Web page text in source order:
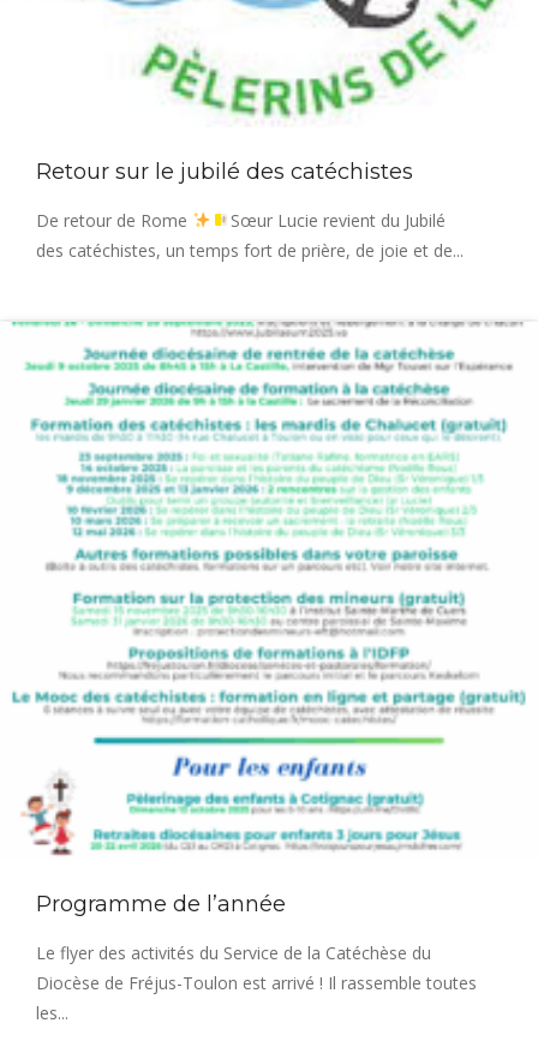
Retour sur le jubilé des catéchistes
De retour de Rome
Sœur Lucie revient du Jubilé
des catéchistes, un temps fort de prière, de joie et de...
Programme de l’année
Le flyer des activités du Service de la Catéchèse du
Diocèse de Fréjus-Toulon est arrivé ! Il rassemble toutes
les...